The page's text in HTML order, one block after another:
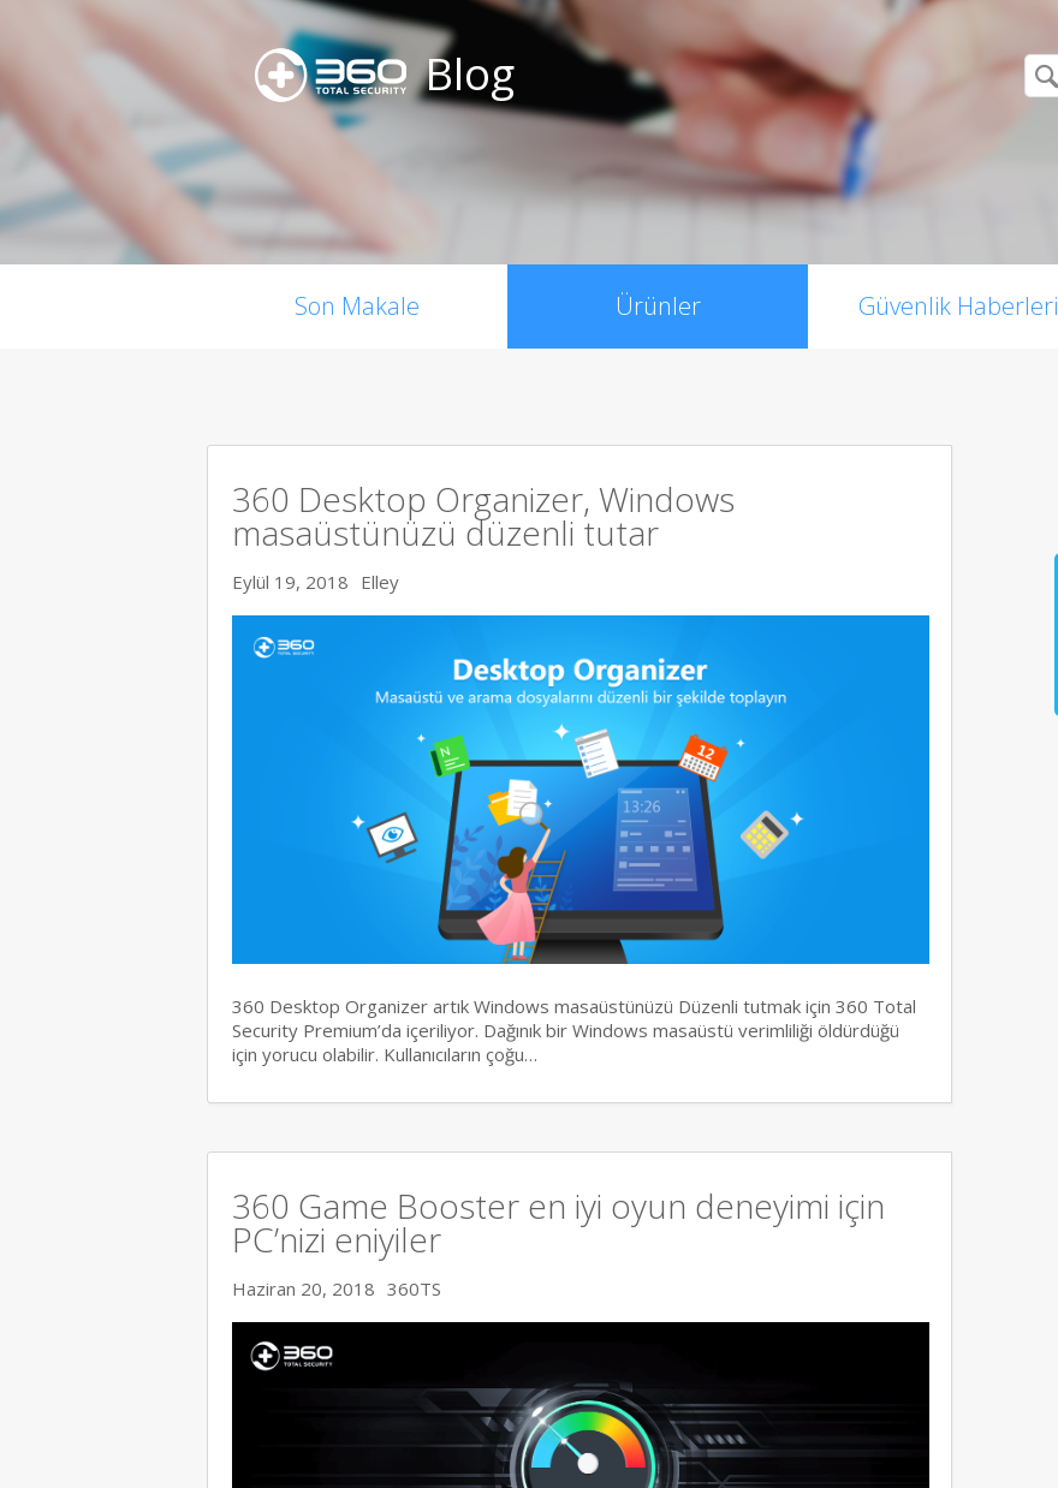
Blog
Son Makale Ürünler Güvenlik Haberleri
360 Desktop Organizer, Windows
masaüstünüzü düzenli tutar
Eylül 19, 2018 Elley
360 Desktop Organizer artık Windows masaüstünüzü Düzenli tutmak için 360 Total
Security Premium’da içeriliyor. Dağınık bir Windows masaüstü verimliliği öldürdüğü
için yorucu olabilir. Kullanıcıların çoğu…
360 Game Booster en iyi oyun deneyimi için
PC’nizi eniyiler
Haziran 20, 2018 360TS